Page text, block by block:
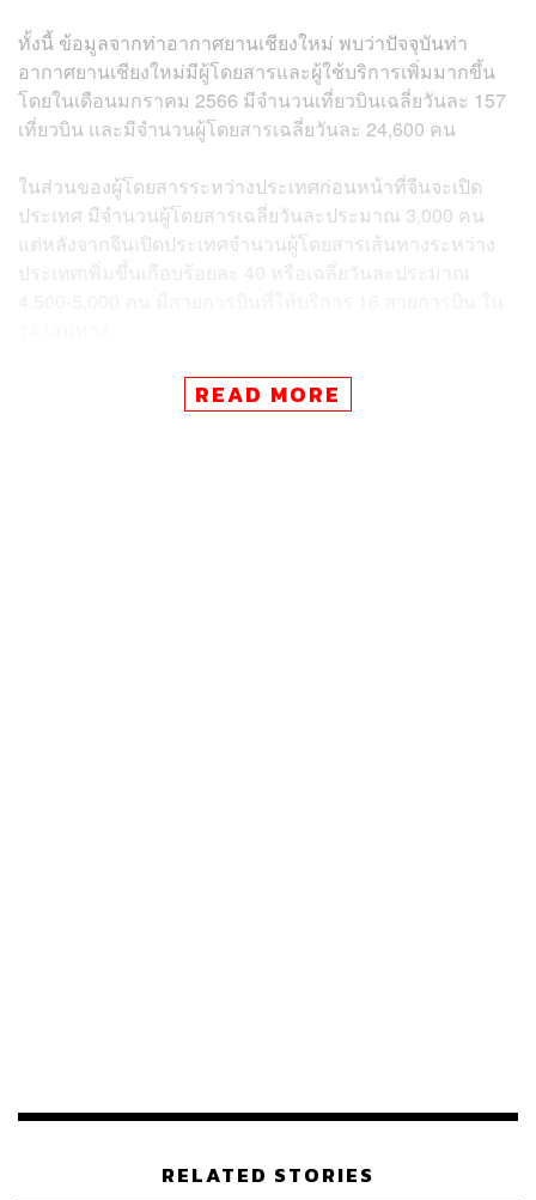
ทั้งนี้ ข้อมูลจากท่าอากาศยานเชียงใหม่ พบว่าปัจจุบันท่า
อากาศยานเชียงใหม่มีผู้โดยสารและผู้ใช้บริการเพิ่มมากขึ้น
โดยในเดือนมกราคม 2566 มีจำนวนเที่ยวบินเฉลี่ยวันละ 157
เที่ยวบิน และมีจำนวนผู้โดยสารเฉลี่ยวันละ 24,600 คน
ในส่วนของผู้โดยสารระหว่างประเทศก่อนหน้าที่จีนจะเปิด
ประเทศ มีจำนวนผู้โดยสารเฉลี่ยวันละประมาณ 3,000 คน
แต่หลังจากจีนเปิดประเทศจำนวนผู้โดยสารเส้นทางระหว่าง
ประเทศเพิ่มขึ้นเกือบร้อยละ 40 หรือเฉลี่ยวันละประมาณ
โดยในเดือนกุมภาพันธ์ 2566 จะมีเส้นทางบินใหม่เพิ่ม 2 เส้น
ทาง อาทิ เชียงใหม่-โอซาก้า (ญี่ปุ่น) นับเป็นครั้งแรกที่มีการ
READ MORE
RELATED STORIES